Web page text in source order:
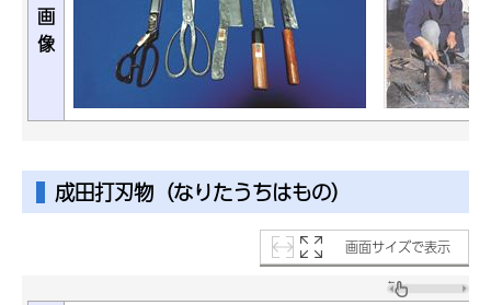
画
像
成田打刃物（なりたうちはもの）
画面サイズで表示